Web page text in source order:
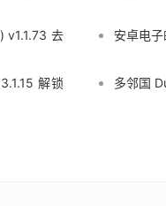
v1.1.73 去
安卓电
解锁
多邻国